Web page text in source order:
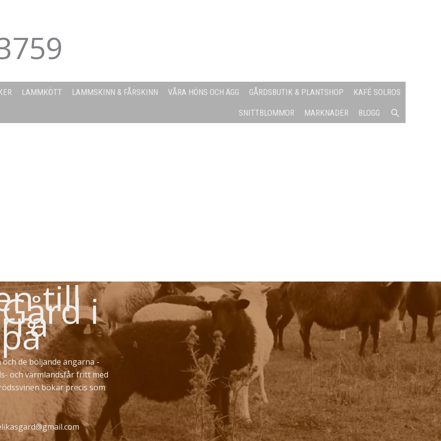
LAMMKÖTT LAMMSKINN & FÅRSKINN VÅRA HÖNS OCH ÄGG GÅRDSBUTIK & PLANTSHOP KAFÉ SOLROS
SNITTBLOMMOR MARKNADER BLOGG SÖK
till i
de böljande ängarna -
och värmlandsfår fritt med
bökar precis som